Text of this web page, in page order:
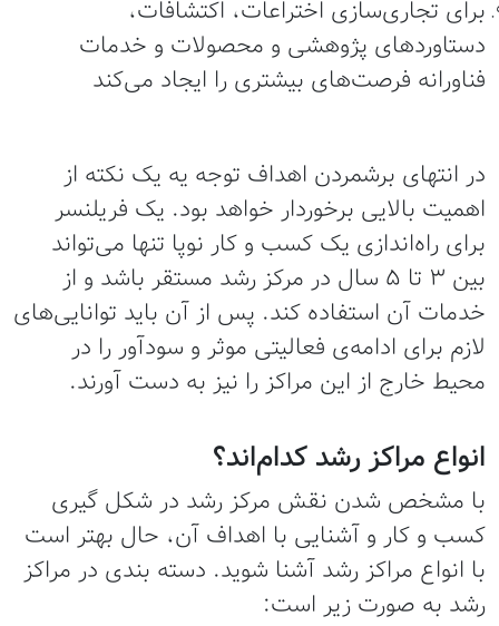
برای تجاری‌سازی اختراعات، اکتشافات،
دستاوردهای پژوهشی و محصولات و خدمات
فناورانه فرصت‌های بیشتری را ایجاد می‌کند
در انتهای برشمردن اهداف توجه یه یک نکته از
اهمیت بالایی برخوردار خواهد بود. یک فریلنسر
برای راه‌اندازی یک کسب و کار نوپا تنها می‌تواند
بین 3 تا 5 سال در مرکز رشد مستقر باشد و از
خدمات آن استفاده کند. پس از آن باید توانایی‌های
لازم برای ادامه‌ی فعالیتی موثر و سودآور را در
محیط خارج از این مراکز را نیز به دست آورند.
انواع مراکز رشد کدام‌اند؟
با مشخص شدن نقش مرکز رشد در شکل گیری
کسب و کار و آشنایی با اهداف آن، حال بهتر است
با انواع مراکز رشد آشنا شوید. دسته ‌بندی در مراکز
رشد به صورت زیر است: